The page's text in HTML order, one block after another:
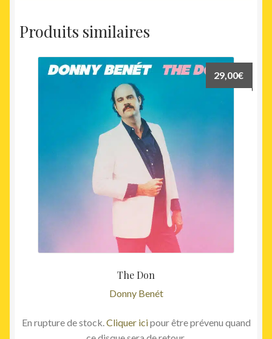
Produits similaires
The Don
Donny Benét
29,00€
En rupture de stock.Cliquer icipour être prévenu quand